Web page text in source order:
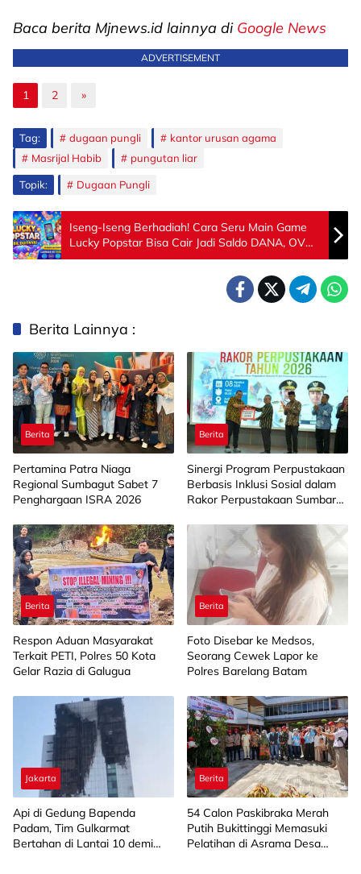
Baca berita Mjnews.id lainnya di Google News
ADVERTISEMENT
1 2 »
Tag: dugaan pungli
kantor urusan agama
Masrijal Habib
pungutan liar
Topik: Dugaan Pungli
Iseng-Iseng Berhadiah! Cara Seru Main Game
Lucky Popstar Bisa Cair Jadi Saldo DANA, OVO,
Dan GoPay!
Berita Lainnya :
Berita
Pertamina Patra Niaga
Regional Sumbagut Sabet 7
Penghargaan ISRA 2026
Berita
Sinergi Program Perpustakaan
Berbasis Inklusi Sosial dalam
Rakor Perpustakaan Sumbar
Berita
Respon Aduan Masyarakat
Terkait PETI, Polres 50 Kota
Gelar Razia di Galugua
Berita
Foto Disebar ke Medsos,
Seorang Cewek Lapor ke
Polres Barelang Batam
Jakarta
Api di Gedung Bapenda
Padam, Tim Gulkarmat
Bertahan di Lantai 10 demi
Berita
‎54 Calon Paskibraka Merah
Putih Bukittinggi Memasuki
Pelatihan di Asrama Desa